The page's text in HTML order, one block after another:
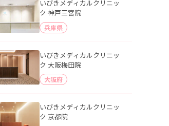
いびきメディカルクリニッ
ク 神戸三宮院
兵庫県
いびきメディカルクリニッ
ク 大阪梅田院
大阪府
いびきメディカルクリニッ
ク 京都院